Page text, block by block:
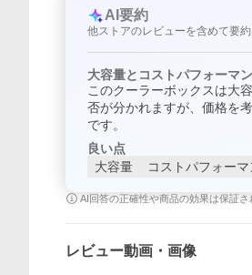
AI要約
他ストアのレビューを含めて要
大容量とコストパフォーマ
このクーラーボックスは大
否が分かれますが、価格を
です。
良い点
大容量
コストパフォーマ
AI回答の正確性や商品の効果は保証さ
レビュー動画・画像